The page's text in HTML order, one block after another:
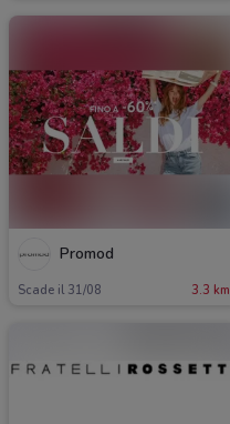
Promod
Scade il 31/08 3.3 km